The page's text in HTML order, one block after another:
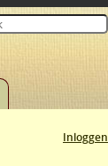
Inloggen